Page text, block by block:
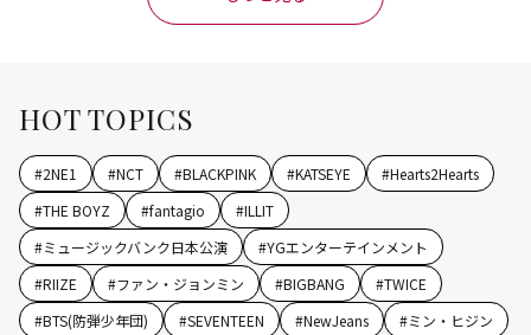
HOT TOPICS
#2NE1 #NCT #BLACKPINK #KATSEYE #Hearts2Hearts
#THE BOYZ #fantagio #ILLIT
#ミュージックバンク日本公演 #YGエンターテインメント
#RIIZE #ファン・ジョンミン #BIGBANG #TWICE
#BTS(防弾少年団) #SEVENTEEN #NewJeans #ミン・ヒジン